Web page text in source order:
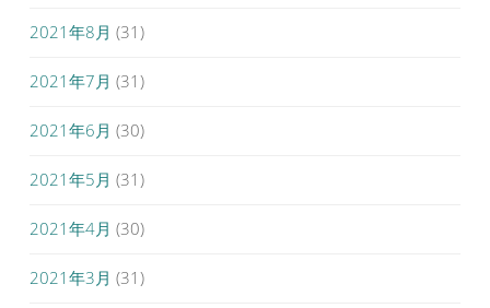
2021年8月 (31)
2021年7月 (31)
2021年6月 (30)
2021年5月 (31)
2021年4月 (30)
2021年3月 (31)